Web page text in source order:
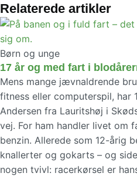
Relaterede artikler
Børn og unge
17 år og med fart i
Mens mange jævnaldrende
fitness eller computerspil, har
Andersen fra Lauritshøj i
vej. For ham handler livet
benzin. Allerede som 12-årig
knallerter og gokarts – og
nogen tvivl: racerkørsel er